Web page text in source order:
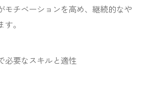
モチベーションを高め、継続的なや
。
必要なスキルと適性